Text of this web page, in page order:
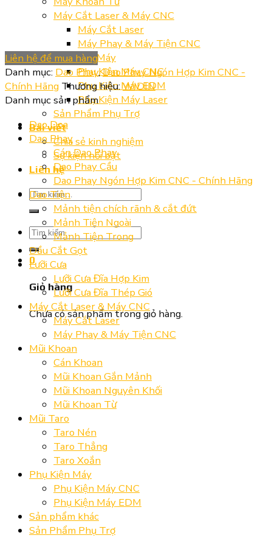
Máy Cắt Laser & Máy CNC
Máy Cắt Laser
Máy Phay & Máy Tiện CNC
Phụ Kiện Máy
Phụ Kiện Máy CNC
Phụ Kiện Máy EDM
Phụ Kiện Máy Laser
Sản Phẩm Phụ Trợ
Bài viết
Chia sẻ kinh nghiệm
Sự kiện nổi bật
Liên hệ
Tìm
kiếm:
Tìm
kiếm:
0
Giỏ hàng
Chưa có sản phẩm trong giỏ hàng.
Liên hệ để mua hàng
Danh mục: Dao Phay,Dao Phay Ngón Hợp Kim CNC -
Chính Hãng Thương hiệu:WIDIN
Danh mục sản phẩm
Dao Doa
Dao Phay
Cán Dao Phay
Dao Phay Cầu
Dao Phay Ngón Hợp Kim CNC - Chính Hãng
Dao Tiện
Mảnh tiện chích rãnh & cắt đứt
Mảnh Tiện Ngoài
Mảnh Tiện Trong
Dầu Cắt Gọt
Lưỡi Cưa
Lưỡi Cưa Đĩa Hợp Kim
Lưỡi Cưa Đĩa Thép Gió
Máy Cắt Laser & Máy CNC
Máy Cắt Laser
Máy Phay & Máy Tiện CNC
Mũi Khoan
Cán Khoan
Mũi Khoan Gắn Mảnh
Mũi Khoan Nguyên Khối
Mũi Khoan Từ
Mũi Taro
Taro Nén
Taro Thẳng
Taro Xoắn
Phụ Kiện Máy
Phụ Kiện Máy CNC
Phụ Kiện Máy EDM
Sản phẩm khác
Sản Phẩm Phụ Trợ